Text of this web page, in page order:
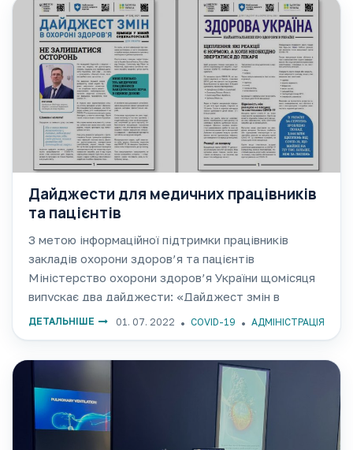
Дайджести для медичних працівників
та пацієнтів
З метою інформаційної підтримки працівників
закладів охорони здоров’я та пацієнтів
Міністерство охорони здоров’я України щомісяця
випускає два дайджести: «Дайджест змін в
охороні здоров’я» — збірник матеріалів, який буде
01. 07. 2022 COVID-19 АДМІНІСТРАЦІЯ
ДЕТАЛЬНІШЕ